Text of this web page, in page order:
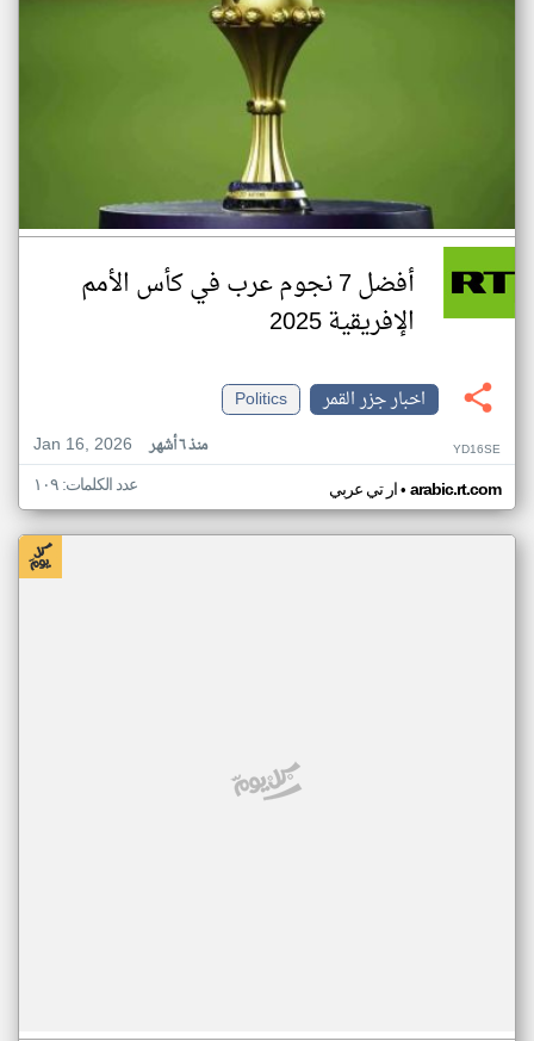
أفضل 7 نجوم عرب في كأس الأمم
الإفريقية 2025
اخبار جزر القمر
Politics
Jan 16, 2026
منذ ٦ أشهر YD16SE
ار تي عربي• arabic.rt.com عدد الكلمات: ١٠٩